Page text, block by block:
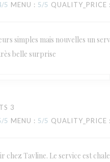
/5 MENU : 5/5 QUALITY_PRICE
simples mais nouvelles un
belle surprise
3
/5 MENU : 5/5 QUALITY_PRICE
chez Tavline. Le service est